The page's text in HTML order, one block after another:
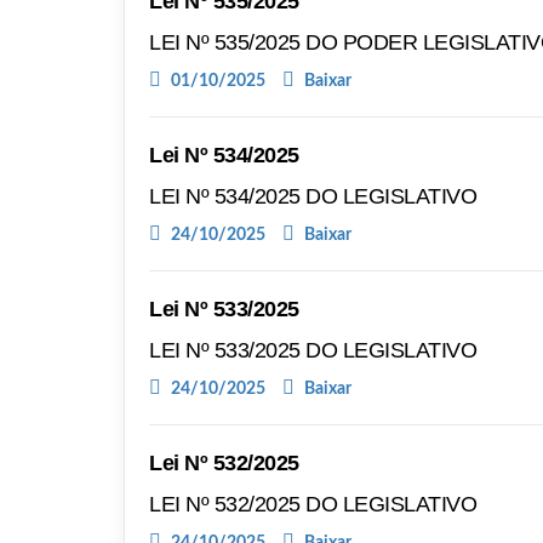
LEI Nº 535/2025 DO PODER
01/10/2025 Baixar
Lei Nº 534/2025
LEI Nº 534/2025 DO LEGISLATIVO
24/10/2025 Baixar
Lei Nº 533/2025
LEI Nº 533/2025 DO LEGISLATIVO
24/10/2025 Baixar
Lei Nº 532/2025
LEI Nº 532/2025 DO LEGISLATIVO